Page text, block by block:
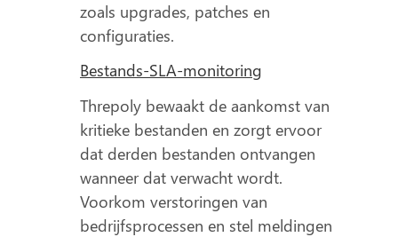
zoals upgrades, patches en
configuraties.
Bestands-SLA-monitoring
Threpoly bewaakt de aankomst van
kritieke bestanden en zorgt ervoor
dat derden bestanden ontvangen
wanneer dat verwacht wordt.
Voorkom verstoringen van
bedrijfsprocessen en stel meldingen